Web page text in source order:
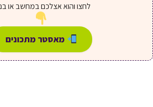
לחצו והוא אצלכם במחשב או
מאסטר מתכונים